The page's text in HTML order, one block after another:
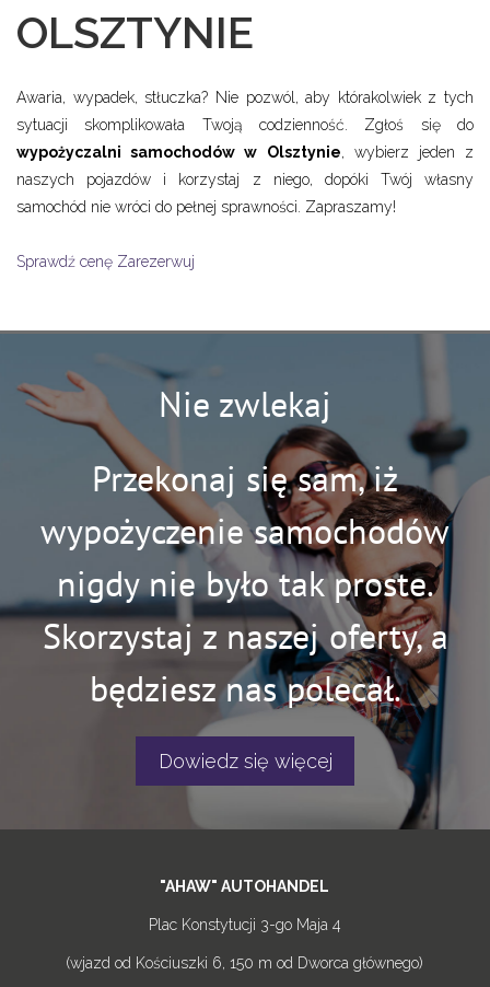
OLSZTYNIE
Awaria, wypadek, stłuczka? Nie pozwól, aby którakolwiek z tych
sytuacji skomplikowała Twoją codzienność. Zgłoś się do
wypożyczalni samochodów w Olsztynie, wybierz jeden z
naszych pojazdów i korzystaj z niego, dopóki Twój własny
samochód nie wróci do pełnej sprawności. Zapraszamy!
Sprawdź cenę Zarezerwuj
Nie zwlekaj
Przekonaj się sam, iż
wypożyczenie samochodów
nigdy nie było tak proste.
Skorzystaj z naszej oferty, a
będziesz nas polecał.
Dowiedz się więcej
"AHAW" AUTOHANDEL
Plac Konstytucji 3-go Maja 4
(wjazd od Kościuszki 6, 150 m od Dworca głównego)